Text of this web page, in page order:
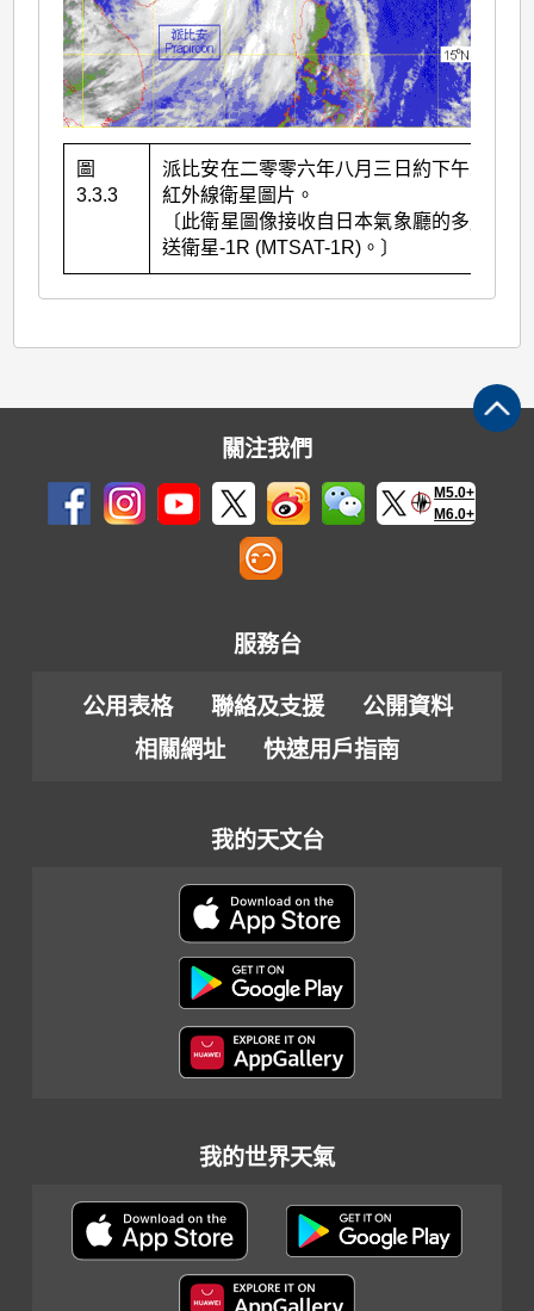
圖
3.3.3
派比安在二零零六年八月三日約下午二時的
紅外線衛星圖片。
〔此衛星圖像接收自日本氣象廳的多用途輸
送衛星-1R (MTSAT-1R)。〕
關注我們
M5.0+
M6.0+
服務台
公用表格 聯絡及支援
公開資料
相關網址
快速用戶指南
我的天文台
我的世界天氣